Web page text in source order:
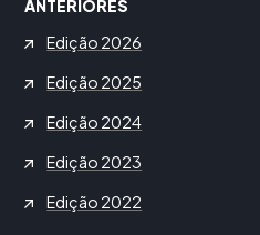
ANTERIORES
Edição 2026
Edição 2025
Edição 2024
Edição 2023
Edição 2022